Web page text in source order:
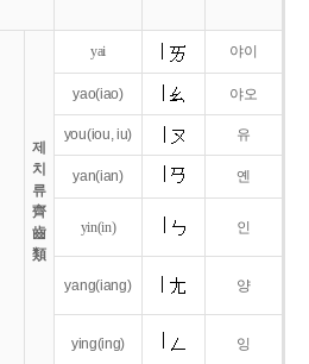
제
치
류
齊
齒
類
yai 야이
yao(iao) 야오
you(iou,iu) 유
yan(ian) 옌
yin(in) 인
yang(iang) 양
ying(ing) 잉